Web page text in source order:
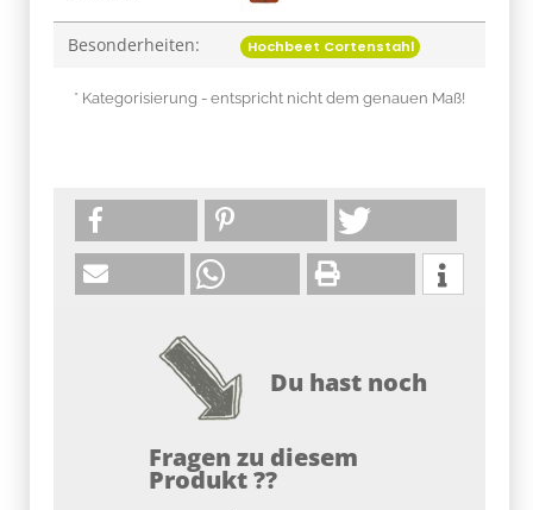
Besonderheiten: Hochbeet Cortenstahl
* Kategorisierung - entspricht nicht dem genauen Maß!
Du hast noch
Fragen zu diesem
Produkt ??